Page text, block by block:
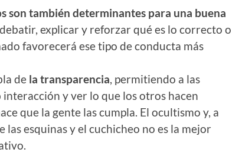
son también determinantes para una buena
explicar y reforzar qué es lo correcto o
favorecerá ese tipo de conducta más
de la transparencia, permitiendo a las
y ver lo que los otros hacen
que la gente las cumpla. El ocultismo y, a
esquinas y el cuchicheo no es la mejor